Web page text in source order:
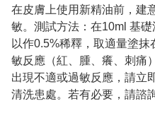
在皮膚上使用新精油前，建
敏。測試方法：在10ml 基
以作0.5%稀釋，取適量塗
敏反應（紅、腫、癢、刺痛
出現不適或過敏反應，請立
清洗患處。若有必要，請諮